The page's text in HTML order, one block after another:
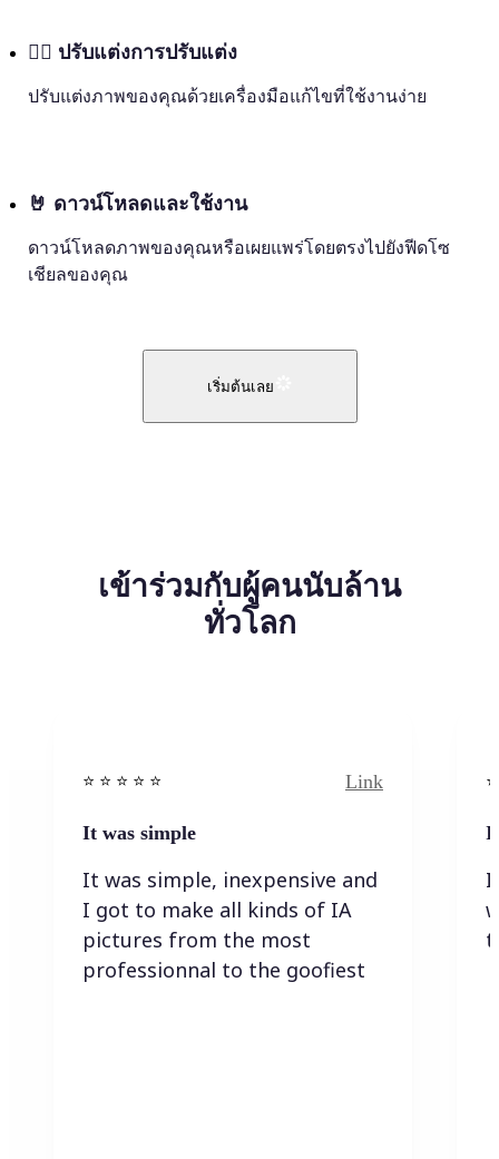
💁‍♀️ ปรับแต่งการปรับแต่ง
ปรับแต่งภาพของคุณด้วยเครื่องมือแก้ไขที่ใช้งานง่าย
🤘 ดาวน์โหลดและใช้งาน
ดาวน์โหลดภาพของคุณหรือเผยแพร่โดยตรงไปยังฟีดโซ
เชียลของคุณ
เริ่มต้นเลย
เข้าร่วมกับผู้คนนับล้าน
ทั่วโลก
⭐️ ⭐️ ⭐️ ⭐ ⭐️ Link
It was simple
It was simple, inexpensive and
I got to make all kinds of IA
pictures from the most
professionnal to the goofiest
I
I